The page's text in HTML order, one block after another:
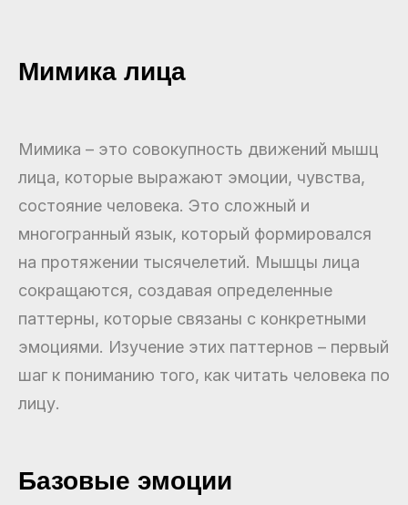
Мимика лица
Мимика – это совокупность движений мышц
лица, которые выражают эмоции, чувства,
состояние человека. Это сложный и
многогранный язык, который формировался
на протяжении тысячелетий. Мышцы лица
сокращаются, создавая определенные
паттерны, которые связаны с конкретными
эмоциями. Изучение этих паттернов – первый
шаг к пониманию того, как читать человека по
лицу.
Базовые эмоции